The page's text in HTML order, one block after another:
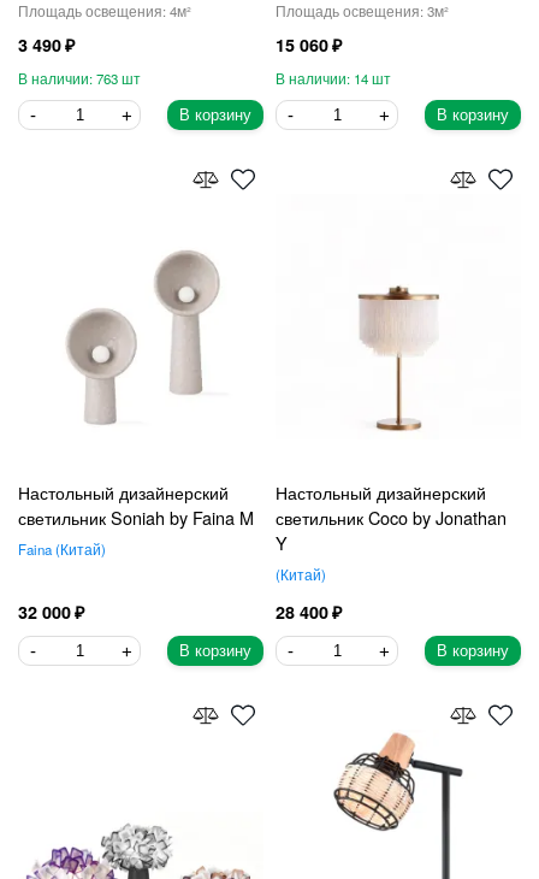
4
3 490
763
В корзину
3
15 060
14
В корзину
Настольный дизайнерский
светильник Soniah by Faina M
Faina Китай
32 000
В корзину
Настольный дизайнерский
светильник Coco by Jonathan
Y
Китай
28 400
В корзину